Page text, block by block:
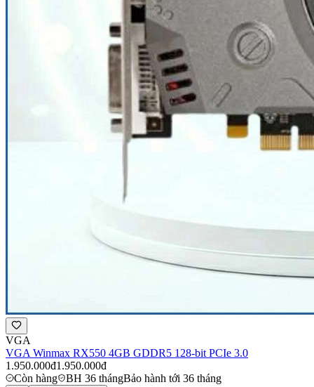
VGA
VGA Winmax RX550 4GB GDDR5 128-bit PCIe 3.0
1.950.000đ1.950.000đ
Còn hàng
BH 36 thángBảo hành tới 36 tháng